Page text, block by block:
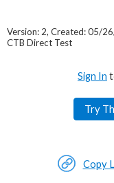
Version: 2, Created: 05/
CTB Direct Test
Sign In
Try
Copy